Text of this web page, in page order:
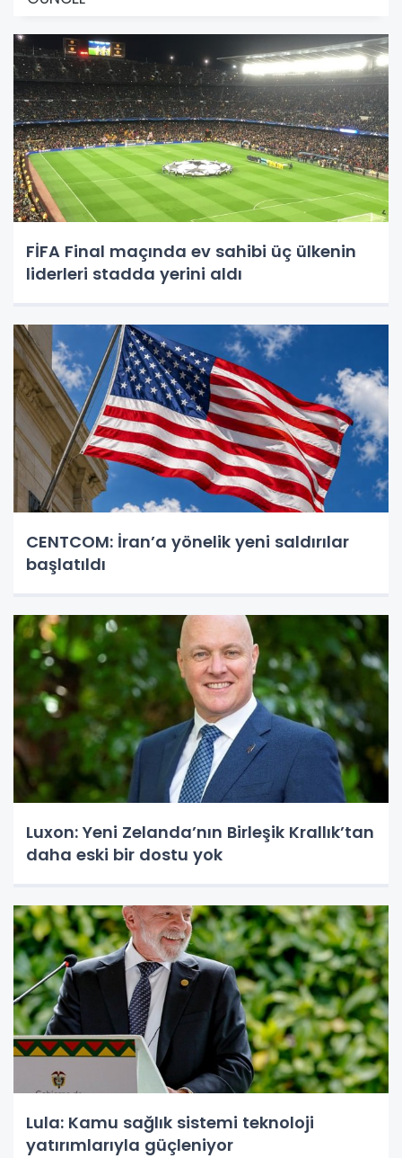
FİFA Final maçında ev sahibi üç ülkenin
liderleri stadda yerini aldı
CENTCOM: İran’a yönelik yeni saldırılar
başlatıldı
Luxon: Yeni Zelanda’nın Birleşik Krallık’tan
daha eski bir dostu yok
Lula: Kamu sağlık sistemi teknoloji
yatırımlarıyla güçleniyor